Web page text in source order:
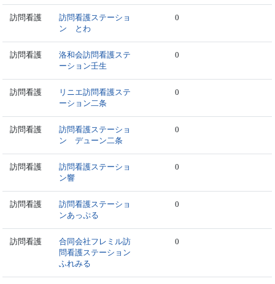
訪問看護
訪問看護ステーショ
ン とわ
0
訪問看護
洛和会訪問看護ステ
ーション壬生
0
訪問看護
リニエ訪問看護ステ
ーション二条
0
訪問看護
訪問看護ステーショ
ン デューン二条
0
訪問看護
訪問看護ステーショ
ン響
0
訪問看護
訪問看護ステーショ
ンあっぷる
0
訪問看護
合同会社フレミル訪
問看護ステーション
ふれみる
0